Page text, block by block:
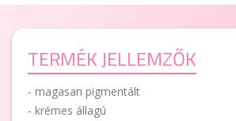
TERMÉK JELLEMZŐK
- magasan pigmentált
- krémes állagú